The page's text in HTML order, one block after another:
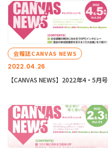
2022.04.26
会報誌CANVAS NEWS
【CANVAS NEWS】2022年4・5月号